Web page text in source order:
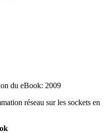
du eBook: 2009
réseau sur les sockets en